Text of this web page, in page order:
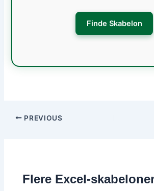
Finde Skabelon
PREVIOUS
Flere Excel-